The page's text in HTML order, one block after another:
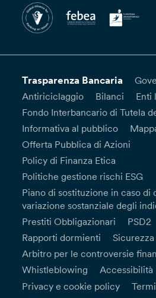
Trasparenza Bancaria
Antiriciclaggio
Bilanci
Enti
Fondo Interbancario di Tutela
Informativa al pubblico
Offerta Pubblica di Azioni
Policy di Finanza Etica
Politiche gestione rischi ESG
Piano di sostituzione in caso di
variazione sostanziale degli
Prestiti Obbligazionari
PSD2
Rapporti dormienti
Arbitro per le controversie
Whistleblowing
Accessibilità
Privacy e cookie policy